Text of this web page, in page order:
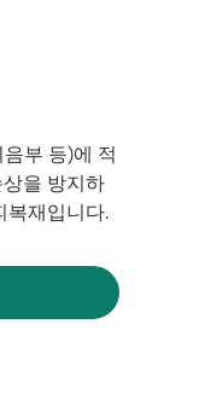
부 등)에 적
을 방지하
복재입니다.